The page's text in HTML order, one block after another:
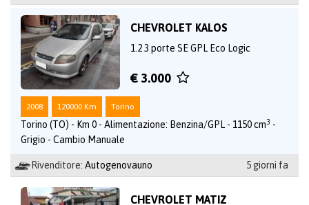
CHEVROLET KALOS
1.2 3 porte SE GPL Eco Logic
€ 3.000
2008 120000 Km Torino
Torino (TO) - Km 0 - Alimentazione: Benzina/GPL - 1150 cm3 -
Grigio - Cambio Manuale
Rivenditore: Autogenovauno 5 giorni fa
CHEVROLET MATIZ